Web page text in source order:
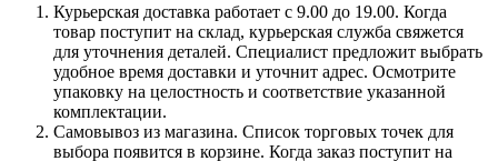
Курьерская доставка работает с 9.00 до 19.00. Когда
товар поступит на склад, курьерская служба свяжется
для уточнения деталей. Специалист предложит выбрать
удобное время доставки и уточнит адрес. Осмотрите
упаковку на целостность и соответствие указанной
комплектации.
Самовывоз из магазина. Список торговых точек для
выбора появится в корзине. Когда заказ поступит на